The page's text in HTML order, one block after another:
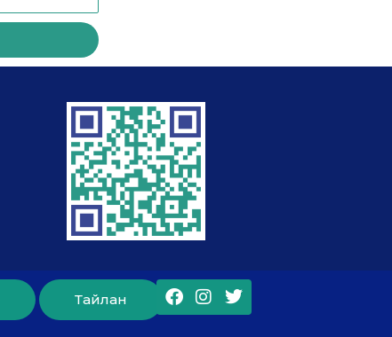
Тайлан
Facebook
Instagram
Twitter